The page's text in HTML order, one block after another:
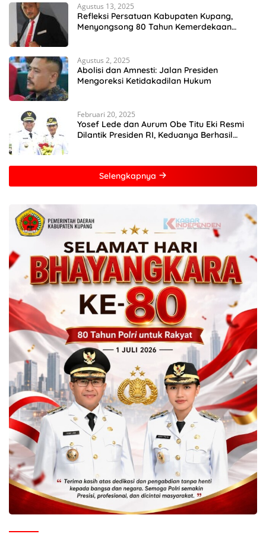
Agustus 13, 2025
Refleksi Persatuan Kabupaten Kupang,
Menyongsong 80 Tahun Kemerdekaan
Agustus 2, 2025
Abolisi dan Amnesti: Jalan Presiden
Mengoreksi Ketidakadilan Hukum
Februari 20, 2025
Yosef Lede dan Aurum Obe Titu Eki Resmi
Dilantik Presiden RI, Keduanya Berhasil
Selengkapnya